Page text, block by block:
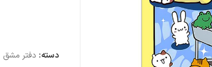
دسته: دفتر مشق